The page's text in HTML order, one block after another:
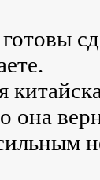
она